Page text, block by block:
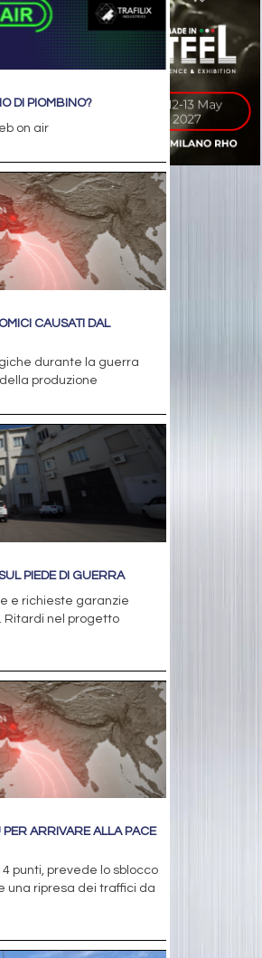
DI PIOMBINO?
on air
CAUSATI DAL
durante la guerra
produzione
PIEDE DI GUERRA
e richieste garanzie
Ritardi nel progetto
ARRIVARE ALLA PACE
punti, prevede lo sblocco
una ripresa dei traffici da